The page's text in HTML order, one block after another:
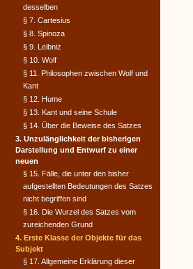
desselben
§ 7. Cartesius
§ 8. Spinoza
§ 9. Leibniz
§ 10. Wolf
§ 11. Philosophen zwischen Wolf und
Kant
§ 12. Hume
§ 13. Kant und seine Schule
§ 14. Über die Beweise des Satzes
3. Unzulänglichkeit der bisherigen
Darstellung und Entwurf zu einer
neuen
§ 15. Fälle, die unter den bisher
aufgestellten Bedeutungen des Satzes
nicht begriffen sind
§ 16. Die Wurzel des Satzes vom
zureichenden Grund
4. Erste Klasse der Objekte für das
Subjekt
§ 17. Allgemeine Erklärung dieser